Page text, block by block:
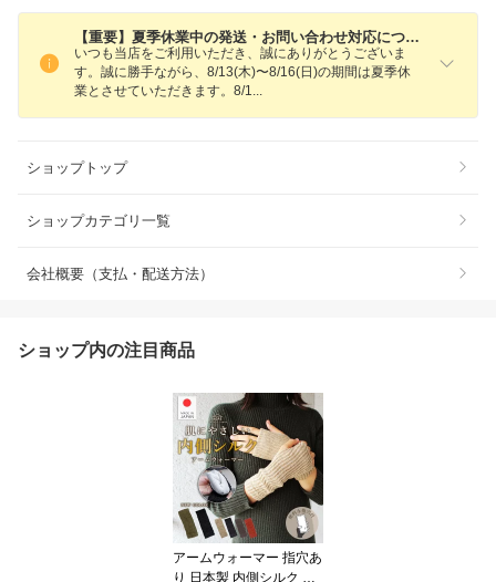
【重要】夏季休業中の発送・お問い合わせ対応について
いつも当店をご利用いただき、誠にありがとうございま
す。誠に勝手ながら、8/13(木)〜8/16(日)の期間は夏季休
業とさせていただきます。8/1
ショップトップ
ショップカテゴリ一覧
会社概要（支払・配送方法）
ショップ内の注目商品
アームウォーマー 指穴あ
り 日本製 内側シルク 外